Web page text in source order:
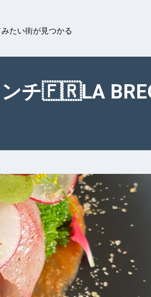
たい街が見つかる
チ🇫🇷LA